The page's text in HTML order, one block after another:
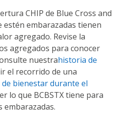
CHIP de Blue Cross and
estén embarazadas tienen
agregado. Revise la
agregados para conocer
nuestrahistoria de
el recorrido de una
de bienestar durante el
lo que BCBSTX tiene para
embarazadas.